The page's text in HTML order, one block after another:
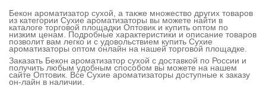
Бекон ароматизатор сухой, а также множество других товаров
из категории Сухие ароматизаторы вы можете найти в
каталоге торговой площадки Оптовик и купить оптом по
низким ценам. Подробные характеристики и описание товаров
позволит вам легко и с удовольствием купить Сухие
ароматизаторы оптом онлайн на нашей торговой площадке.
Заказать Бекон ароматизатор сухой с доставкой по России и
получить любым удобным способом вы можете на нашем
сайте Оптовик. Все Сухие ароматизаторы доступные к заказу
он-лайн в наличии.